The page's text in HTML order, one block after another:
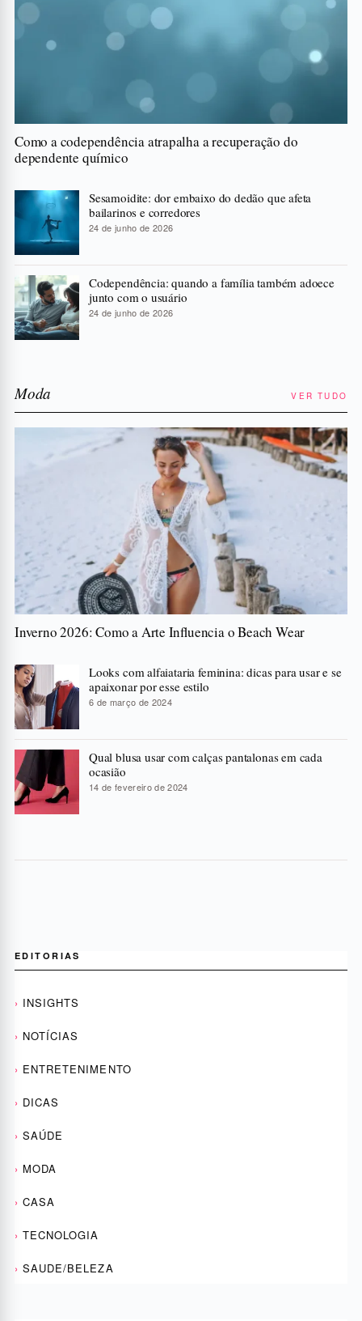
Como a codependência atrapalha a recuperação do
dependente químico
Sesamoidite: dor embaixo do dedão que afeta
bailarinos e corredores
24 de junho de 2026
Codependência: quando a família também adoece
junto com o usuário
24 de junho de 2026
Moda VER TUDO
Inverno 2026: Como a Arte Influencia o Beach Wear
Looks com alfaiataria feminina: dicas para usar e se
apaixonar por esse estilo
6 de março de 2024
Qual blusa usar com calças pantalonas em cada
ocasião
14 de fevereiro de 2024
EDITORIAS
INSIGHTS
NOTÍCIAS
ENTRETENIMENTO
DICAS
SAÚDE
MODA
CASA
TECNOLOGIA
SAUDE/BELEZA